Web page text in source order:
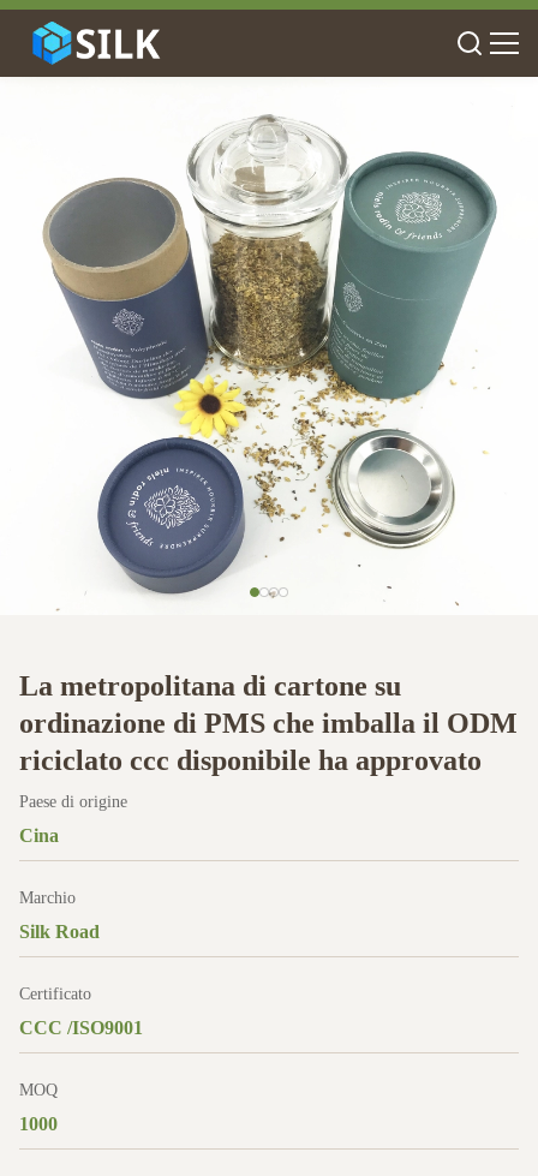
La metropolitana di cartone su
ordinazione di PMS che imballa il ODM
riciclato ccc disponibile ha approvato
Paese di origine
Cina
Marchio
Silk Road
Certificato
CCC /ISO9001
MOQ
1000